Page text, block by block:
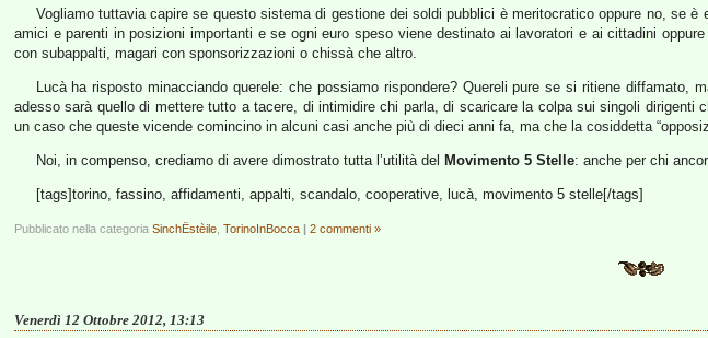
Vogliamo tuttavia capire se questo sistema di gestione dei soldi pubblici è meritocratico oppure no, se
amici e parenti in posizioni importanti e se ogni euro speso viene destinato ai lavoratori e ai cittadini
con subappalti, magari con sponsorizzazioni o chissà che altro.
Lucà ha risposto minacciando querele: che possiamo rispondere? Quereli pure se si ritiene diffamato,
adesso sarà quello di mettere tutto a tacere, di intimidire chi parla, di scaricare la colpa sui singoli dirigenti
un caso che queste vicende comincino in alcuni casi anche più di dieci anni fa, ma che la cosiddetta
Noi, in compenso, crediamo di avere dimostrato tutta l’utilità del Movimento 5 Stelle: anche per chi
[tags]torino, fassino, affidamenti, appalti, scandalo, cooperative, lucà, movimento 5 stelle[/tags]
Pubblicato nella categoria SinchËstèile TorinoInBocca | 2 commenti »
Venerdì 12 Ottobre 2012, 13:13